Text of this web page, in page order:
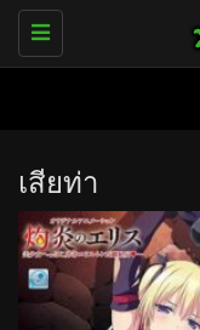
Toggle
navigation
เสียท่า